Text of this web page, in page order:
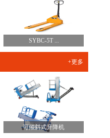
SYBC-5T ...
+更多
可倾斜式升降机